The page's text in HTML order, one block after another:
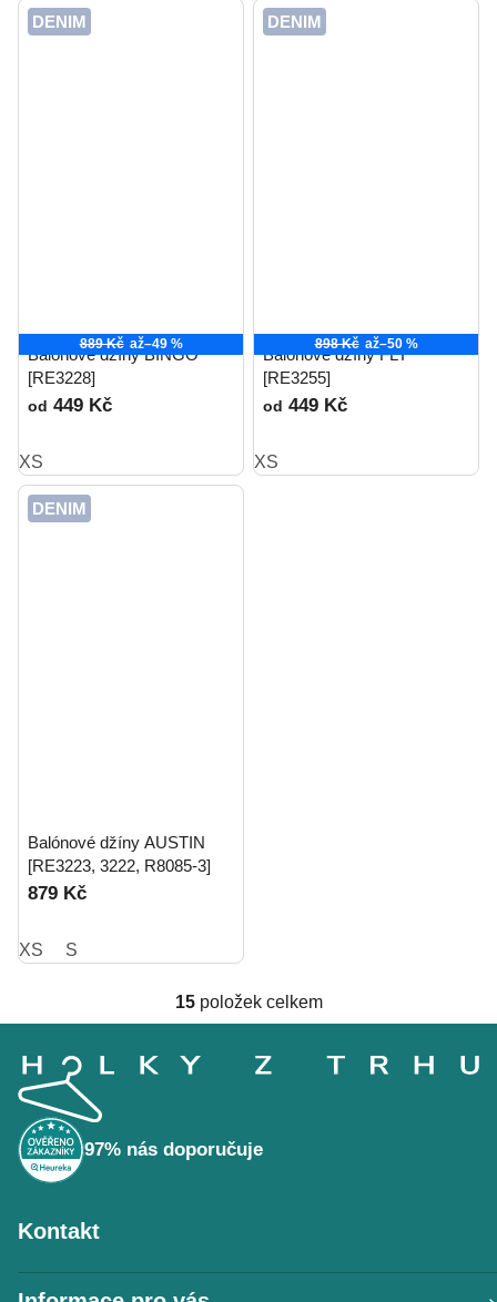
DENIM
889 Kč až–49 %
Balónové džíny BINGO
[RE3228]
od 449 Kč
XS
DENIM
898 Kč až–50 %
Balónové džíny FLY
[RE3255]
od 449 Kč
XS
DENIM
Balónové džíny AUSTIN
[RE3223, 3222, R8085-3]
879 Kč
XS S
O
c
k
15položek celkem
97% nás doporučuje
Kontakt